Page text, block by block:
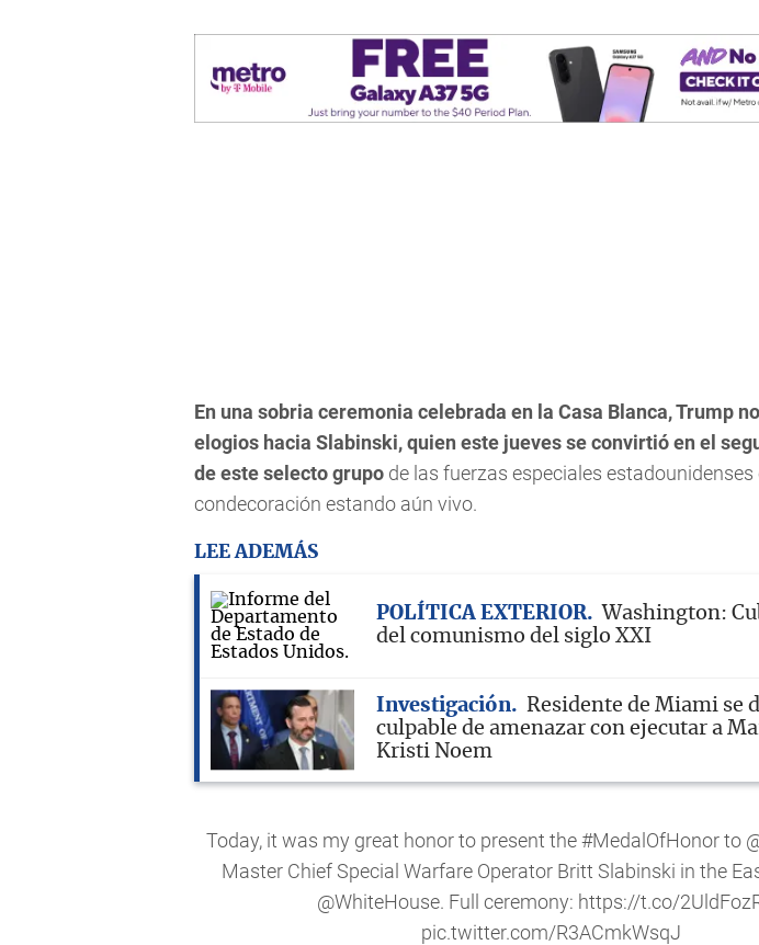
En una sobria ceremonia celebrada en la Casa Blanca, Trump
elogios hacia Slabinski, quien este jueves se convirtió en el
de este selecto grupo de las fuerzas especiales estadounidenses
condecoración estando aún vivo.
LEE ADEMÁS
POLÍTICA EXTERIOR
Washington:
del comunismo del siglo XXI
Investigación
Residente de Miami se
culpable de amenazar con ejecutar a
Kristi Noem
Today, it was my great honor to present the#MedalOfHonorto
Master Chief Special Warfare Operator Britt Slabinski in the
@WhiteHouse. Full ceremony: https://t.co/
pic.twitter.com/R3ACmkWsqJ